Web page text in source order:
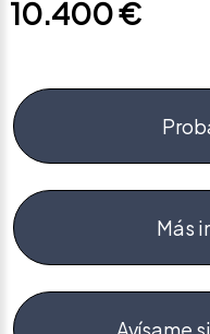
10.400 €
Más
Avísame